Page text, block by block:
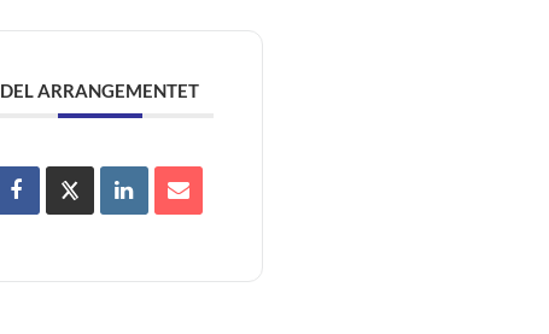
DEL ARRANGEMENTET